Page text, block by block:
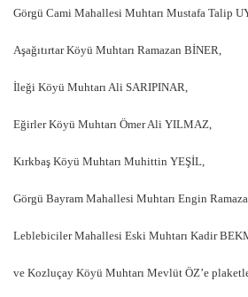
Görgü Cami Mahallesi Muhtarı Mustafa Talip
Aşağıtırtar Köyü Muhtarı Ramazan BİNER,
İleği Köyü Muhtarı Ali SARIPINAR,
Eğirler Köyü Muhtarı Ömer Ali YILMAZ,
Kırkbaş Köyü Muhtarı Muhittin YEŞİL,
Görgü Bayram Mahallesi Muhtarı Engin
Leblebiciler Mahallesi Eski Muhtarı Kadir
ve Kozluçay Köyü Muhtarı Mevlüt ÖZ’e